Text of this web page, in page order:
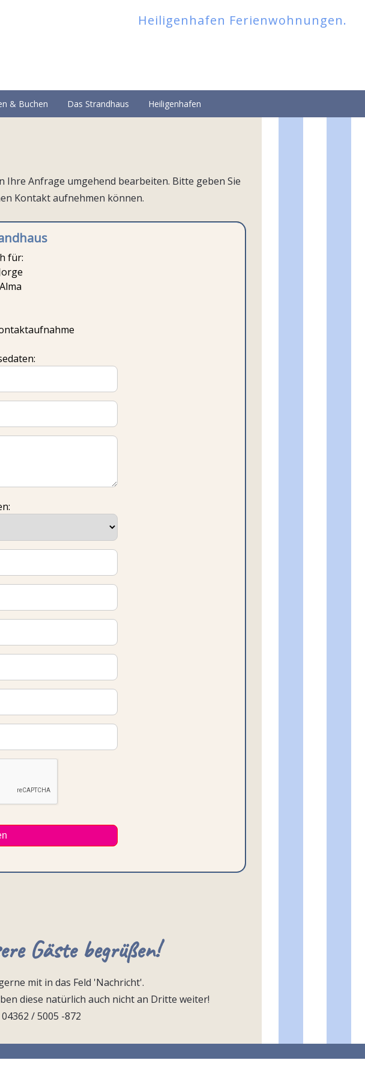
Heiligenhafen Ferienwohnungen.
& Buchen Das Strandhaus Heiligenhafen
Ihre Anfrage umgehend bearbeiten. Bitte geben Sie
Kontakt aufnehmen können.
für:
Gäste begrüßen!
mit in das Feld 'Nachricht'.
diese natürlich auch nicht an Dritte weiter!
/ 5005 -872